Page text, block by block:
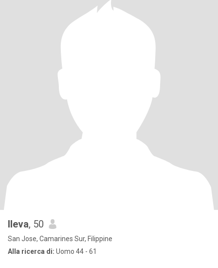
lleva, 50
San Jose, Camarines Sur, Filippine
Alla ricerca di: Uomo 44 - 61